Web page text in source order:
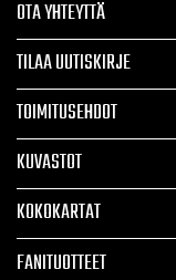
OTA YHTEYTTÄ
TILAA UUTISKIRJE
TOIMITUSEHDOT
KUVASTOT
KOKOKARTAT
FANITUOTTEET